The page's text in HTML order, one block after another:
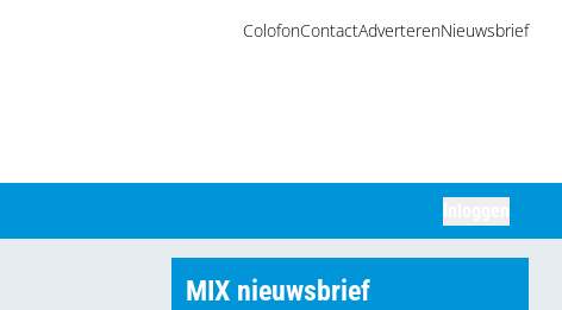
ColofonContactAdverterenNieuwsbrief
MIX nieuwsbrief